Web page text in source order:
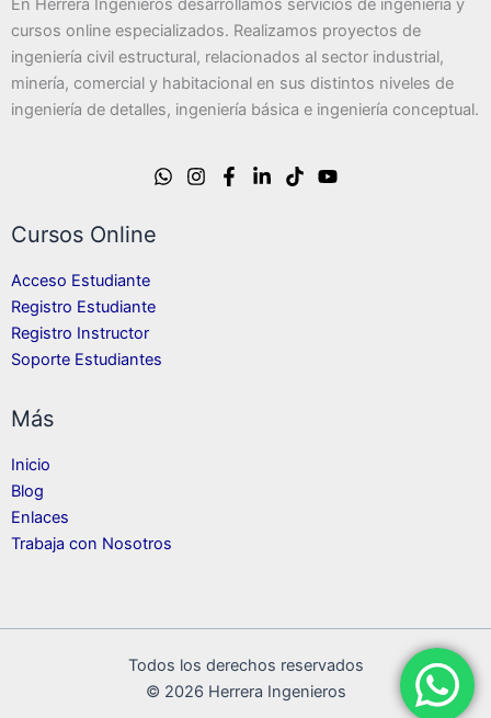
En Herrera Ingenieros desarrollamos servicios de ingeniería y
cursos online especializados. Realizamos proyectos de
ingeniería civil estructural, relacionados al sector industrial,
minería, comercial y habitacional en sus distintos niveles de
ingeniería de detalles, ingeniería básica e ingeniería conceptual.
Cursos Online
Acceso Estudiante
Registro Estudiante
Registro Instructor
Soporte Estudiantes
Más
Inicio
Blog
Enlaces
Trabaja con Nosotros
Todos los derechos reservados
© 2026 Herrera Ingenieros